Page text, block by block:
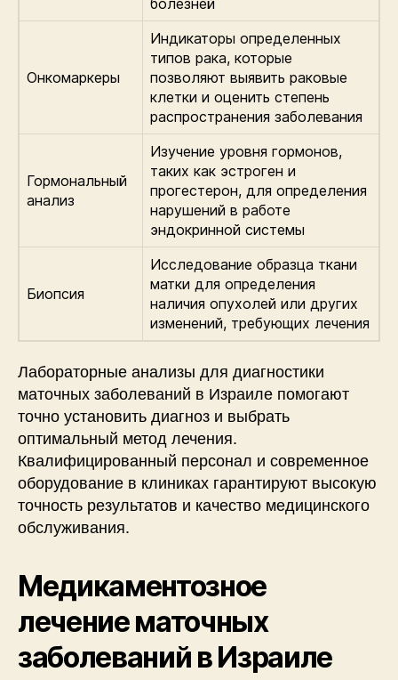
болезней
Онкомаркеры
Индикаторы определенных
типов рака, которые
позволяют выявить раковые
клетки и оценить степень
распространения заболевания
Гормональный
анализ
Изучение уровня гормонов,
таких как эстроген и
прогестерон, для определения
нарушений в работе
эндокринной системы
Биопсия
Исследование образца ткани
матки для определения
наличия опухолей или других
изменений, требующих лечения
Лабораторные анализы для диагностики
маточных заболеваний в Израиле помогают
точно установить диагноз и выбрать
оптимальный метод лечения.
Квалифицированный персонал и современное
оборудование в клиниках гарантируют высокую
точность результатов и качество медицинского
обслуживания.
Медикаментозное
лечение маточных
заболеваний в Израиле